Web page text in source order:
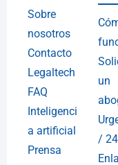
Sobre
nosotros
Contacto
Legaltech
FAQ
Inteligenci
a artificial
Prensa
un
/